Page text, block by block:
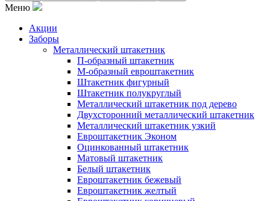
Меню
Акции
Заборы
Металлический штакетник
П-образный штакетник
М-образный евроштакетник
Штакетник фигурный
Штакетник полукруглый
Металлический штакетник под дерево
Двухсторонний металлический штакетник
Металлический штакетник узкий
Евроштакетник Эконом
Оцинкованный штакетник
Матовый штакетник
Белый штакетник
Евроштакетник бежевый
Евроштакетник желтый